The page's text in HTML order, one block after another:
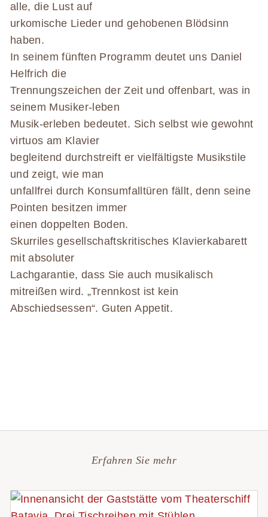
alle, die Lust auf
urkomische Lieder und gehobenen Blödsinn
haben.
In seinem fünften Programm deutet uns Daniel
Helfrich die
Trennungszeichen der Zeit und offenbart, was in
seinem Musiker-leben
Musik-erleben bedeutet. Sich selbst wie gewohnt
virtuos am Klavier
begleitend durchstreift er vielfältigste Musikstile
und zeigt, wie man
unfallfrei durch Konsumfalltüren fällt, denn seine
Pointen besitzen immer
einen doppelten Boden.
Skurriles gesellschaftskritisches Klavierkabarett
mit absoluter
Lachgarantie, dass Sie auch musikalisch
mitreißen wird. „Trennkost ist kein
Abschiedsessen“. Guten Appetit.
Erfahren Sie mehr